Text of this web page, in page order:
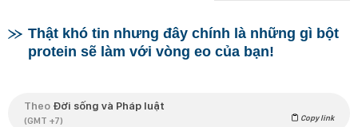
Thật khó tin nhưng đây chính là những gì bột
protein sẽ làm với vòng eo của bạn!
Theo Đời sống và Pháp luật
(GMT +7) Copy link